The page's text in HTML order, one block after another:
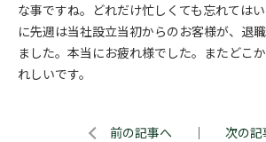
な事ですね。どれだけ忙しくても忘れては
に先週は当社設立当初からのお客様が、退
ました。本当にお疲れ様でした。またどこ
れしいです。
前の記事へ ｜ 次の記